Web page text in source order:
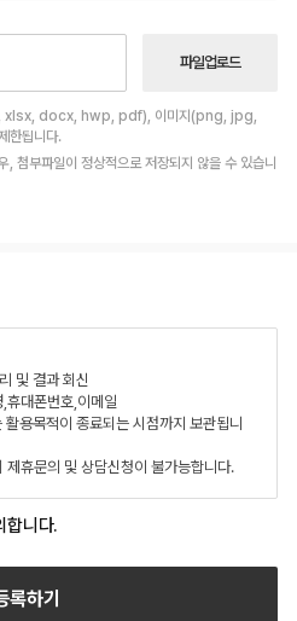
파일업로드
xlsx, docx, hwp, pdf), 이미지(png, jpg,
한됩니다.
, 첨부파일이 정상적으로 저장되지 않을 수 있습니
및 결과 회신
휴대폰번호,이메일
용목적이 종료되는 시점까지 보관됩니
휴문의 및 상담신청이 불가능합니다.
합니다.
록하기